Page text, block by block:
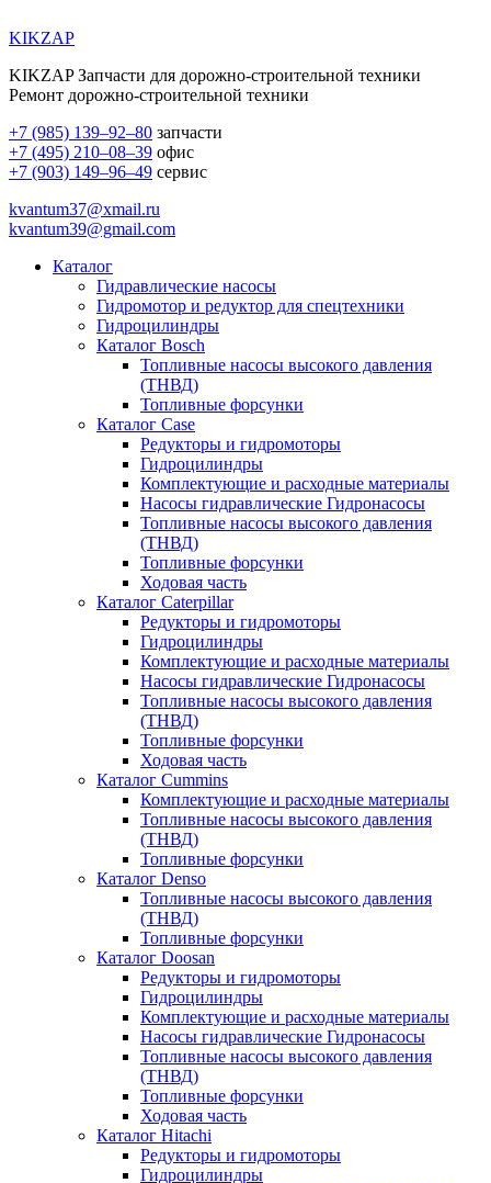
KIKZAP
KIKZAP Запчасти для дорожно-строительной техники
Ремонт дорожно-строительной техники
+7 (985) 139–92–80 запчасти
+7 (495) 210–08–39 офис
+7 (903) 149–96–49 сервис
kvantum37@xmail.ru
kvantum39@gmail.com
Каталог
Гидравлические насосы
Гидромотор и редуктор для спецтехники
Гидроцилиндры
Каталог Bosch
Топливные насосы высокого давления
(ТНВД)
Топливные форсунки
Каталог Case
Редукторы и гидромоторы
Гидроцилиндры
Комплектующие и расходные материалы
Насосы гидравлические Гидронасосы
Топливные насосы высокого давления
(ТНВД)
Топливные форсунки
Ходовая часть
Каталог Caterpillar
Редукторы и гидромоторы
Гидроцилиндры
Комплектующие и расходные материалы
Насосы гидравлические Гидронасосы
Топливные насосы высокого давления
(ТНВД)
Топливные форсунки
Ходовая часть
Каталог Cummins
Комплектующие и расходные материалы
Топливные насосы высокого давления
(ТНВД)
Топливные форсунки
Каталог Denso
Топливные насосы высокого давления
(ТНВД)
Топливные форсунки
Каталог Doosan
Редукторы и гидромоторы
Гидроцилиндры
Комплектующие и расходные материалы
Насосы гидравлические Гидронасосы
Топливные насосы высокого давления
(ТНВД)
Топливные форсунки
Ходовая часть
Каталог Hitachi
Редукторы и гидромоторы
Гидроцилиндры